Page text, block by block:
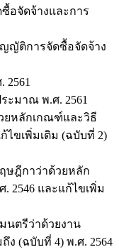
อจัดจ้างและการ
ญัติการจัดซื้อจัดจ้าง
มาณ พ.ศ. 2561
ยหลักเกณฑ์และวิธี
ไขเพิ่มเติม (ฉบับที่ 2)
ษฎีกาว่าด้วยหลัก
2546 และแก้ไขเพิ่ม
นตรีว่าด้วยงาน
ง (ฉบับที่ 4) พ.ศ. 2564